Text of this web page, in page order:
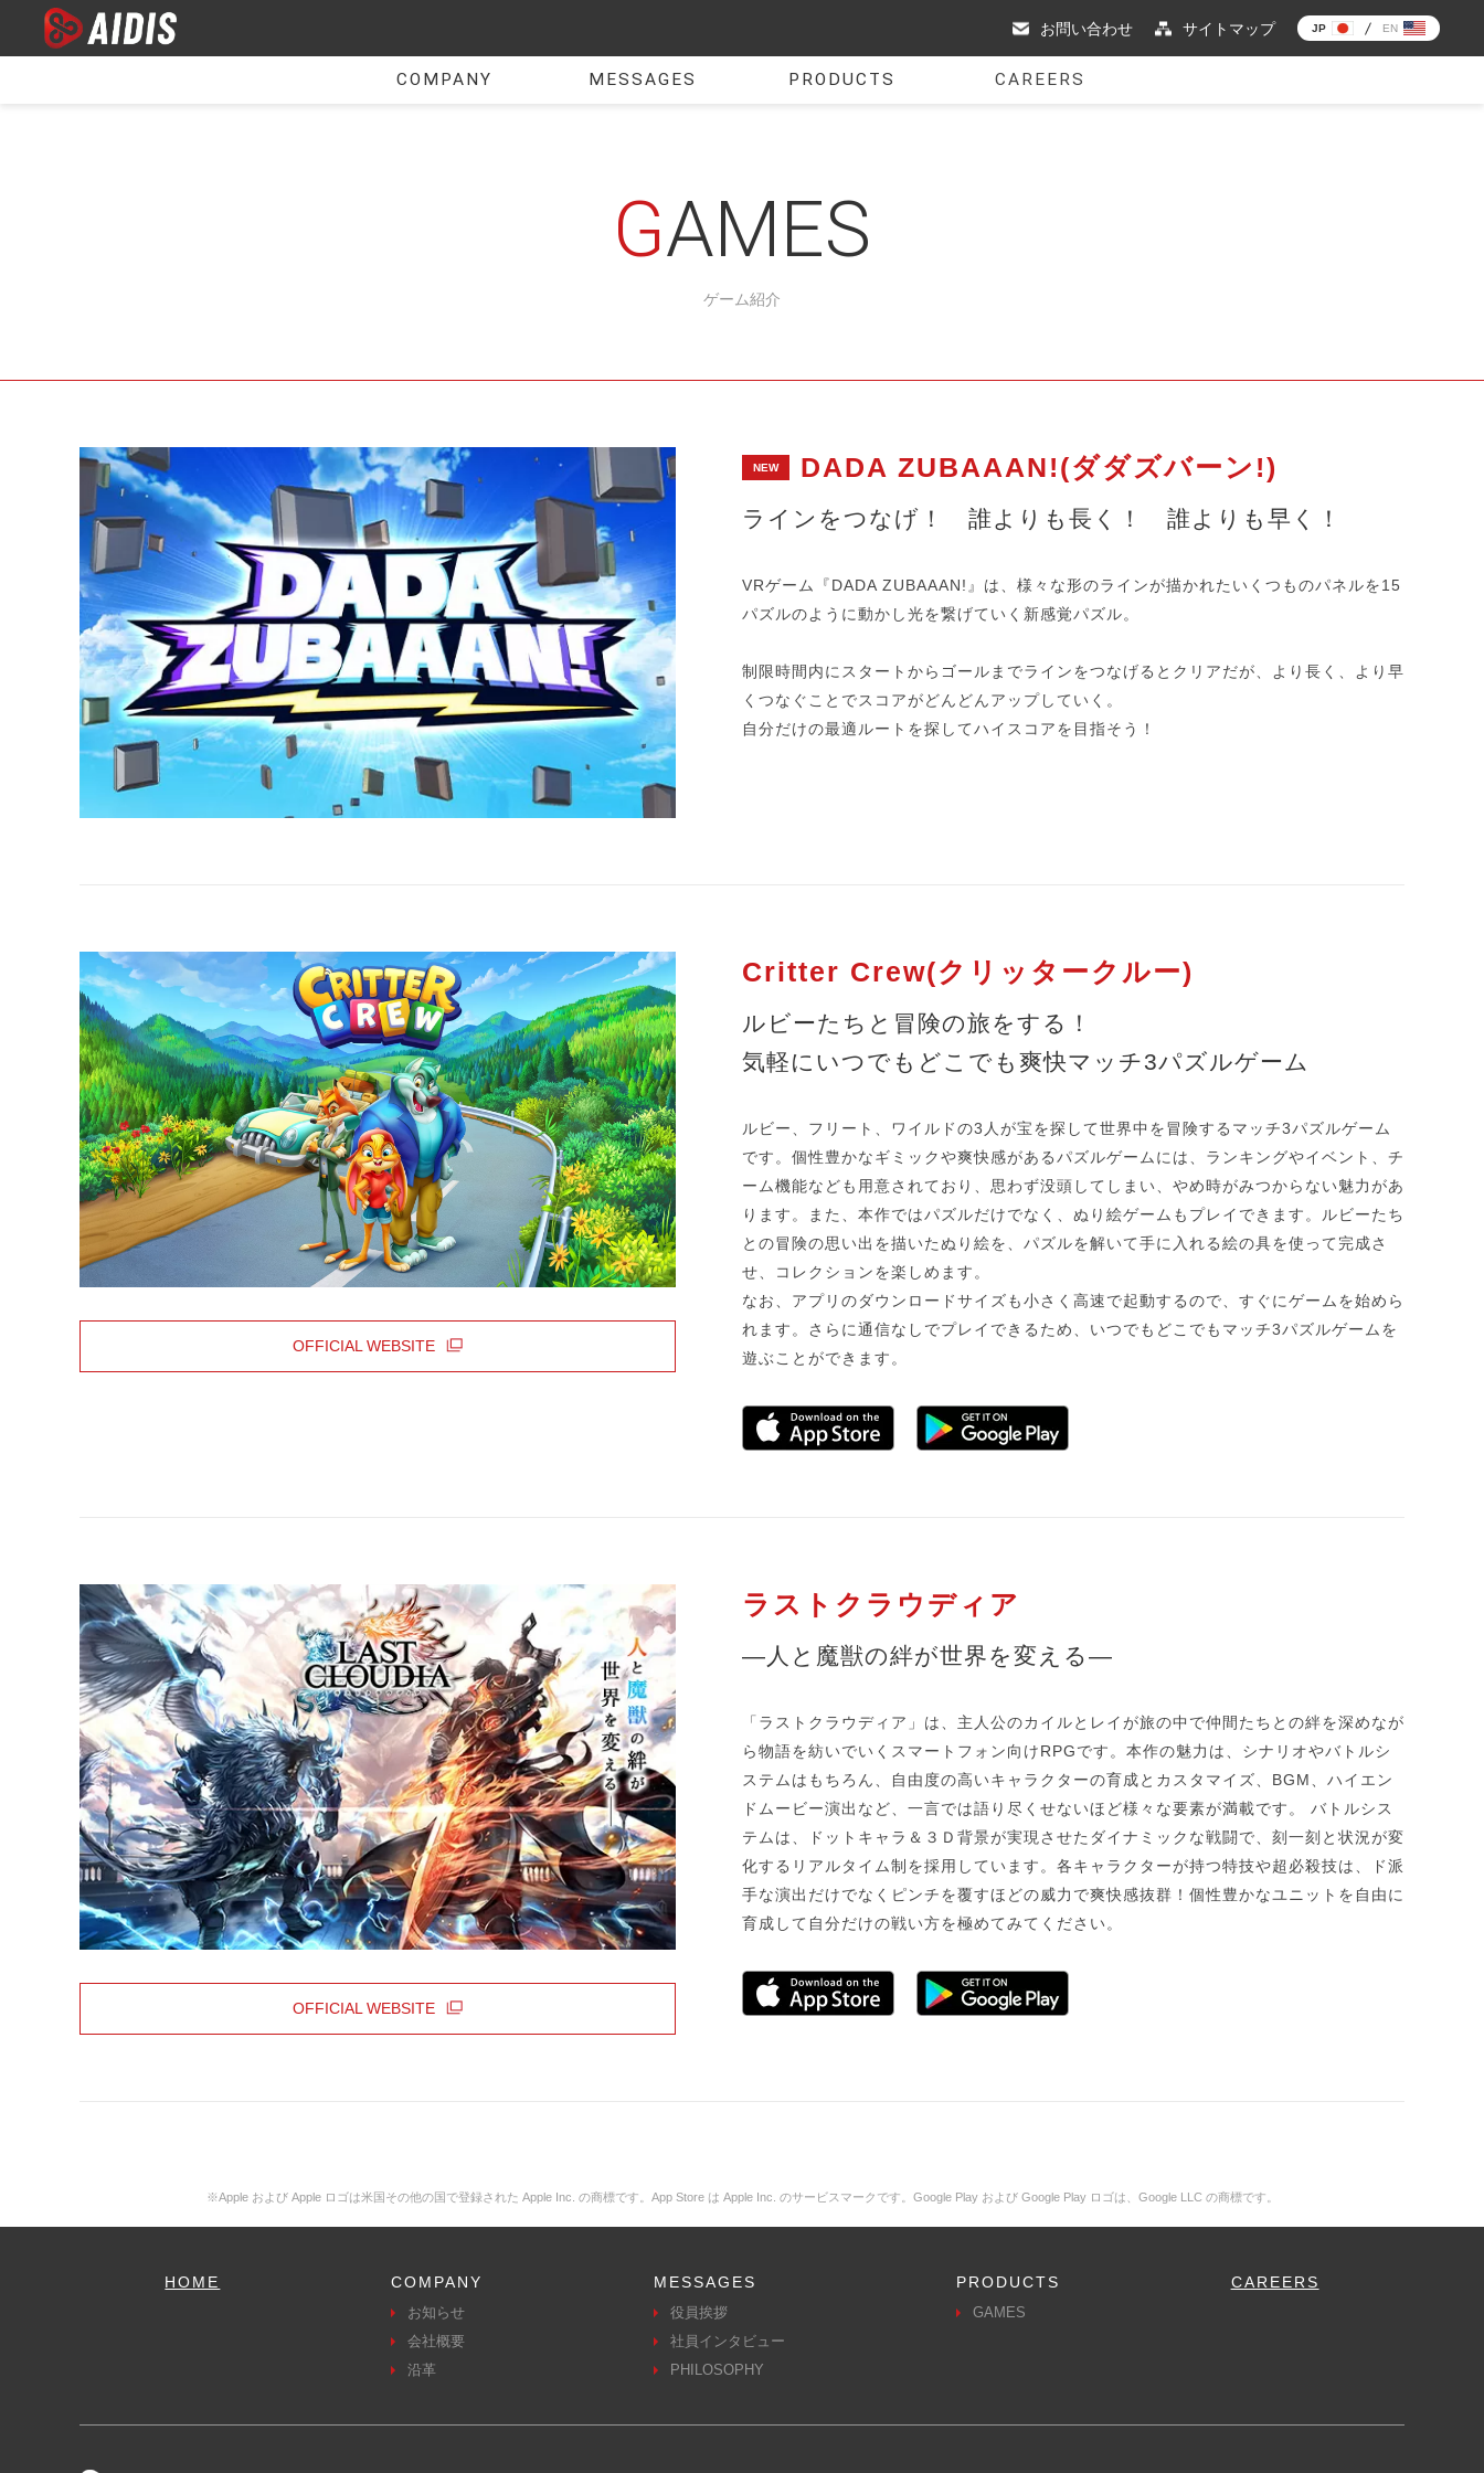
お問い合わせ サイトマップ JP EN
COMPANY MESSAGES PRODUCTS CAREERS
GAMES
ゲーム紹介
NEW DADA ZUBAAAN!(ダダズバーン!)
ラインをつなげ！ 誰よりも長く！ 誰よりも早く！
VRゲーム『DADA ZUBAAAN!』は、様々な形のラインが描かれたいくつものパネルを15
パズルのように動かし光を繋げていく新感覚パズル。
制限時間内にスタートからゴールまでラインをつなげるとクリアだが、より長く、より早
くつなぐことでスコアがどんどんアップしていく。
自分だけの最適ルートを探してハイスコアを目指そう！
OFFICIAL WEBSITE
Critter Crew(クリッタークルー)
ルビーたちと冒険の旅をする！
気軽にいつでもどこでも爽快マッチ3パズルゲーム
ルビー、フリート、ワイルドの3人が宝を探して世界中を冒険するマッチ3パズルゲーム
です。個性豊かなギミックや爽快感があるパズルゲームには、ランキングやイベント、チ
ーム機能なども用意されており、思わず没頭してしまい、やめ時がみつからない魅力があ
ります。また、本作ではパズルだけでなく、ぬり絵ゲームもプレイできます。ルビーたち
との冒険の思い出を描いたぬり絵を、パズルを解いて手に入れる絵の具を使って完成さ
せ、コレクションを楽しめます。
なお、アプリのダウンロードサイズも小さく高速で起動するので、すぐにゲームを始めら
れます。さらに通信なしでプレイできるため、いつでもどこでもマッチ3パズルゲームを
遊ぶことができます。
OFFICIAL WEBSITE
ラストクラウディア
―人と魔獣の絆が世界を変える―
「ラストクラウディア」は、主人公のカイルとレイが旅の中で仲間たちとの絆を深めなが
ら物語を紡いでいくスマートフォン向けRPGです。本作の魅力は、シナリオやバトルシ
ステムはもちろん、自由度の高いキャラクターの育成とカスタマイズ、BGM、ハイエン
ドムービー演出など、一言では語り尽くせないほど様々な要素が満載です。 バトルシス
テムは、ドットキャラ＆３Ｄ背景が実現させたダイナミックな戦闘で、刻一刻と状況が変
化するリアルタイム制を採用しています。各キャラクターが持つ特技や超必殺技は、ド派
手な演出だけでなくピンチを覆すほどの威力で爽快感抜群！個性豊かなユニットを自由に
育成して自分だけの戦い方を極めてみてください。
※Apple および Apple ロゴは米国その他の国で登録された Apple Inc. の商標です。App Store は Apple Inc. のサービスマークです。Google Play および Google Play ロゴは、Google LLC の商標です。
HOME COMPANY
お知らせ
会社概要
沿革
MESSAGES
役員挨拶
社員インタビュー
PHILOSOPHY
PRODUCTS
GAMES
CAREERS